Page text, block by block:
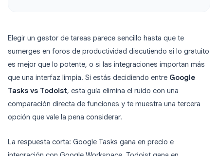
Elegir un gestor de tareas parece sencillo hasta que te
sumerges en foros de productividad discutiendo si lo gratuito
es mejor que lo potente, o si las integraciones importan más
que una interfaz limpia. Si estás decidiendo entre Google
Tasks vs Todoist, esta guía elimina el ruido con una
comparación directa de funciones y te muestra una tercera
opción que vale la pena considerar.
La respuesta corta: Google Tasks gana en precio e